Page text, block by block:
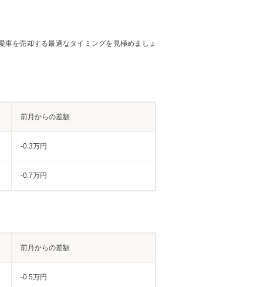
を売却する最適なタイミングを見極めましょ
前月からの差額
-0.3万円
-0.7万円
前月からの差額
-0.5万円